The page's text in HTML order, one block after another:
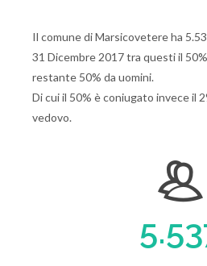
Il comune di Marsicovetere ha
31 Dicembre 2017 tra questi il
restante 50% da uomini.
Di cui il 50% è coniugato invece il
vedovo.